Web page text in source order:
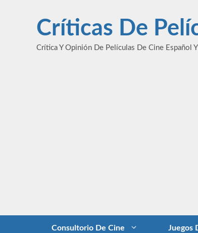
contenidoCríticas De
Crítica Y Opinión De Películas De Cine Español
Consultorio De Cine Juegos